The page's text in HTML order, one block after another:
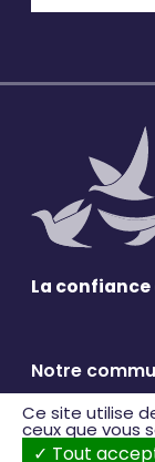
La
Notre
Consulting
Ce site utilise
ceux que vous
Tout